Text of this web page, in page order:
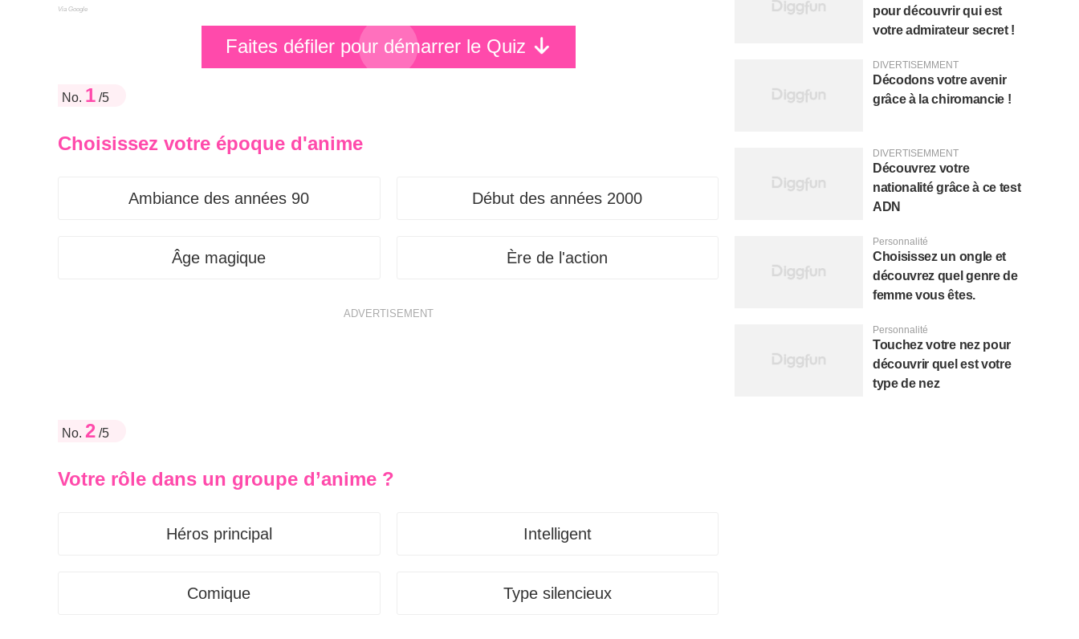
Via Google
Faites défiler pour démarrer le Quiz
No. 1 /5
Choisissez votre époque d'anime
Ambiance des années 90 Début des années 2000
Âge magique Ère de l'action
ADVERTISEMENT
No. 2 /5
Votre rôle dans un groupe d’anime ?
Héros principal Intelligent
Comique Type silencieux
pour découvrir qui est
votre admirateur secret !
DIVERTISEMMENT
Décodons votre avenir
grâce à la chiromancie !
DIVERTISEMMENT
Découvrez votre
nationalité grâce à ce test
ADN
Personnalité
Choisissez un ongle et
découvrez quel genre de
femme vous êtes.
Personnalité
Touchez votre nez pour
découvrir quel est votre
type de nez